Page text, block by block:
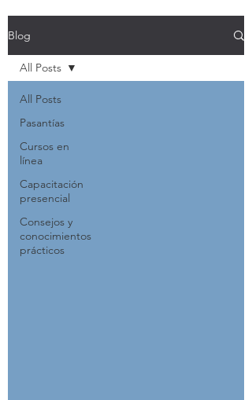
Blog
All Posts
Pasantías
Cursos en
línea
Capacitación
presencial
Consejos y
conocimientos
prácticos
All Posts